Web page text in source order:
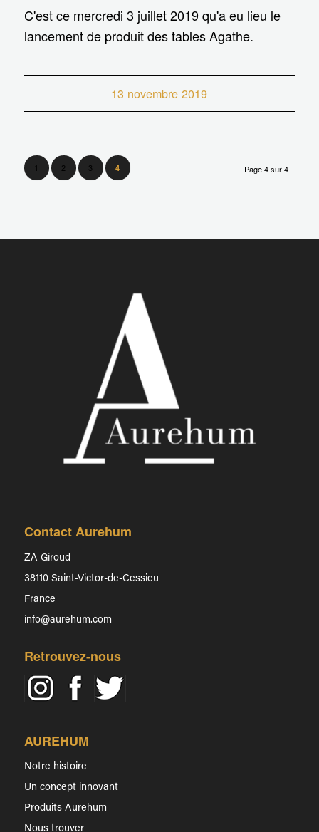
C'est ce mercredi 3 juillet 2019 qu'a eu lieu le
lancement de produit des tables Agathe.
13 novembre 2019
Page 4 sur 4
1 2 3 4
Contact Aurehum
ZA Giroud
38110 Saint-Victor-de-Cessieu
France
info@aurehum.com
Retrouvez-nous
AUREHUM
Notre histoire
Un concept innovant
Produits Aurehum
Nous trouver